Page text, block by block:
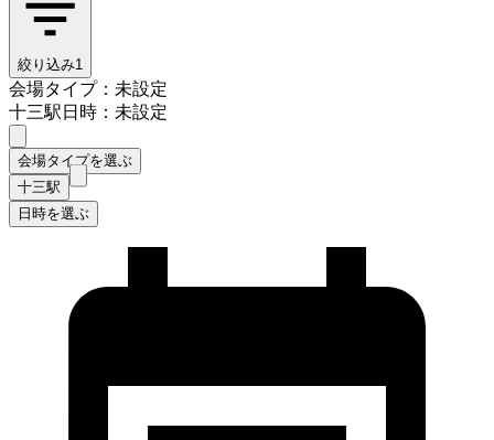
絞り込み1
会場タイプ：未設定
十三駅日時：未設定
会場タイプを選ぶ
十三駅
日時を選ぶ